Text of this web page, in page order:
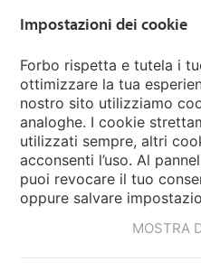
Forbo Movement Systems
Seleziona una nazione
Seleziona una nazione
Impostazioni dei cookie
Forbo rispetta e tutela i
ottimizzare la tua
nostro sito utilizziamo
analoghe. I cookie
utilizzati sempre, altri
acconsenti l’uso. Al
puoi revocare il tuo
oppure salvare
MOSTRA